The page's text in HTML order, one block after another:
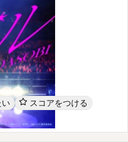
スコアをつける